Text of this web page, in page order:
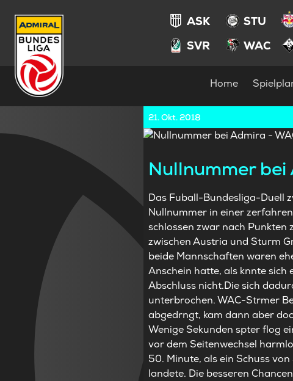
ASK STU
SVR
WAC
Home
21. Okt. 2018
Nullnummer
Das Fuball-Bundesliga-Duell
Nullnummer in einer
schlossen zwar nach Punkten
zwischen Austria und Sturm
beide Mannschaften waren
Anschein hatte, als knnte sich
Abschluss nicht.Die sich
unterbrochen. WAC-Strmer
abgedrngt, kam dann aber
Wenige Sekunden spter flog
vor dem Seitenwechsel
50. Minute, als ein Schuss
landete. Die besseren